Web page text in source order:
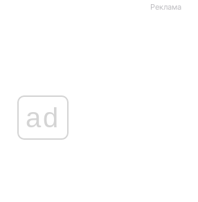
Реклама
ad